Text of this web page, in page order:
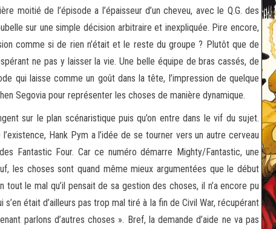
moitié de l’épisode a l’épaisseur d’un cheveu, avec le Q.G. des
sur une simple décision arbitraire et inexpliquée. Pire encore,
comme si de rien n’était et le reste du groupe ? Plutôt que de
ne pas y laisser la vie. Une belle équipe de bras cassés, de
qui laisse comme un goût dans la tête, l’impression de quelque
Segovia pour représenter les choses de manière dynamique.
sur le plan scénaristique puis qu’on entre dans le vif du sujet.
Hank Pym a l’idée de se tourner vers un autre cerveau
Fantastic Four. Car ce numéro démarre Mighty/Fantastic, une
les choses sont quand même mieux argumentées que le début
le mal qu’il pensait de sa gestion des choses, il n’a encore pu
était d’ailleurs pas trop mal tiré à la fin de Civil War, récupérant
parlons d’autres choses ». Bref, la demande d’aide ne va pas